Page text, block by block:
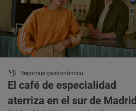
Reportaje gastronómico
El café de especialidad
aterriza en el sur de Madrid